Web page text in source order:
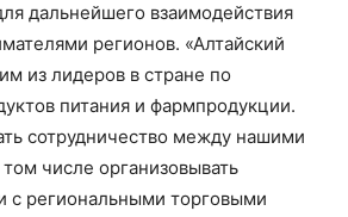
дальнейшего взаимодействия
регионов. «Алтайский
из лидеров в стране по
питания и фармпродукции.
сотрудничество между нашими
числе организовывать
с региональными торговыми